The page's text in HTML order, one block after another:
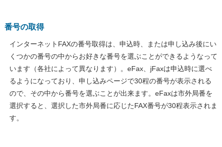
番号の取得
インターネットFAXの番号取得は、申込時、または申し込み後にい
くつかの番号の中からお好きな番号を選ぶことができるようなって
います（各社によって異なります）。eFax、jFaxは申込時に選べ
るようになっており、申し込みページで30程の番号が表示される
ので、その中から番号を選ぶことが出来ます。eFaxは市外局番を
選択すると、選択した市外局番に応じたFAX番号が30程表示されま
す。